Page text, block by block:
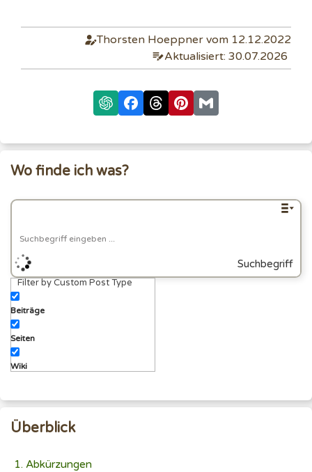
Thorsten Hoeppner vom 12.12.2022
Aktualisiert: 30.07.2026
Wo finde ich was?
Suchbegriff
Filter by Custom Post Type
Beiträge
Seiten
Wiki
Überblick
Abkürzungen